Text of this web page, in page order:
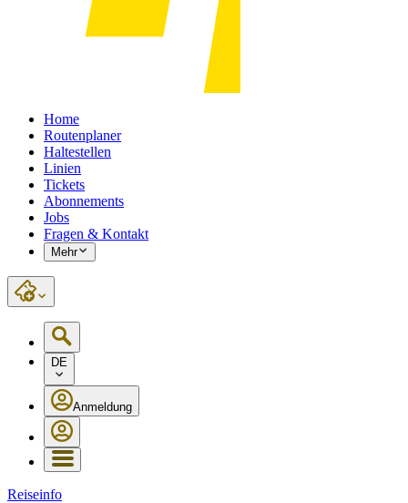
Home
Routenplaner
Haltestellen
Linien
Tickets
Abonnements
Jobs
Fragen & Kontakt
Mehr
DE
Anmeldung
Reiseinfo